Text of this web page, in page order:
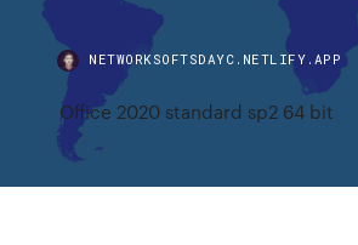
NETWORKSOFTSDAYC.NETLIFY.APP
Office 2020 standard sp2 64 bit